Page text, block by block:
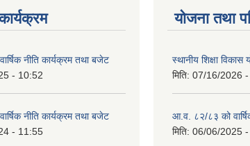
नीति कार्यक्रम तथा बजेट
- 10:52
नीति कार्यक्रम तथा बजेट
- 11:55
याेजना तथा
स्थानीय शिक्षा
मिति: 07/16/2026
आ.व. ८२/८३ को
मिति: 06/06/2025